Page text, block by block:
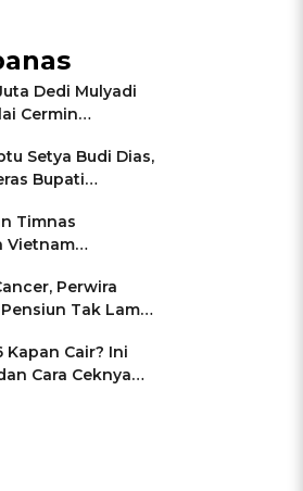
Dedi Mulyadi
Cermin
Keamanan
Setya Budi Dias,
Bupati
Timnas
Vietnam
di Pakansari
Perwira
Tak Lama
Kapan Cair? Ini
Cara Ceknya